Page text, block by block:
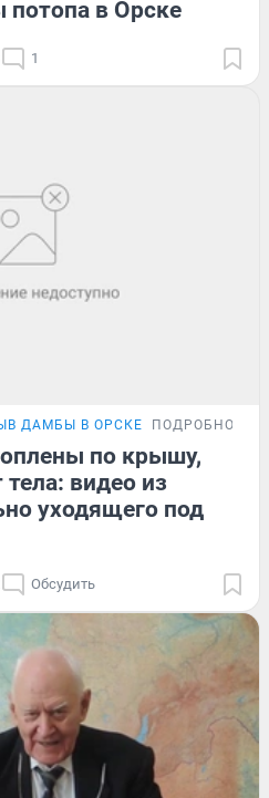
в Орске
1
ДАМБЫ В ОРСКЕ ПОДРОБНОСТИ
по крышу,
тела: видео из
уходящего под
Обсудить